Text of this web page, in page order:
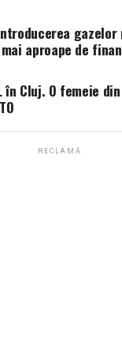
gazelor
aproape de
în Cluj. O femeie
RECLAMĂ